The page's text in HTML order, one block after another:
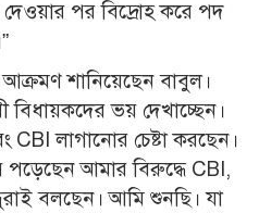
দেওয়ার পর বিদ্রোহ করে পদ
শানিয়েছেন বাবুল।
বিধায়কদের ভয় দেখাচ্ছেন।
লাগানোর চেষ্টা করছেন।
পড়েছেন আমার বিরুদ্ধে CBI,
বলছেন। আমি শুনছি। যা